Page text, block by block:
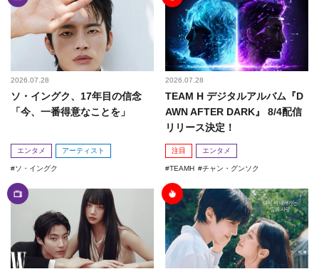
2026.07.28
ソ・イングク、17年目の信念
「今、一番得意なことを」
エンタメ アーティスト
ソ・イングク
2026.07.28
TEAM H デジタルアルバム『D
AWN AFTER DARK』 8/4配信
リリース決定！
注目 エンタメ
TEAMH チャン・グンソク